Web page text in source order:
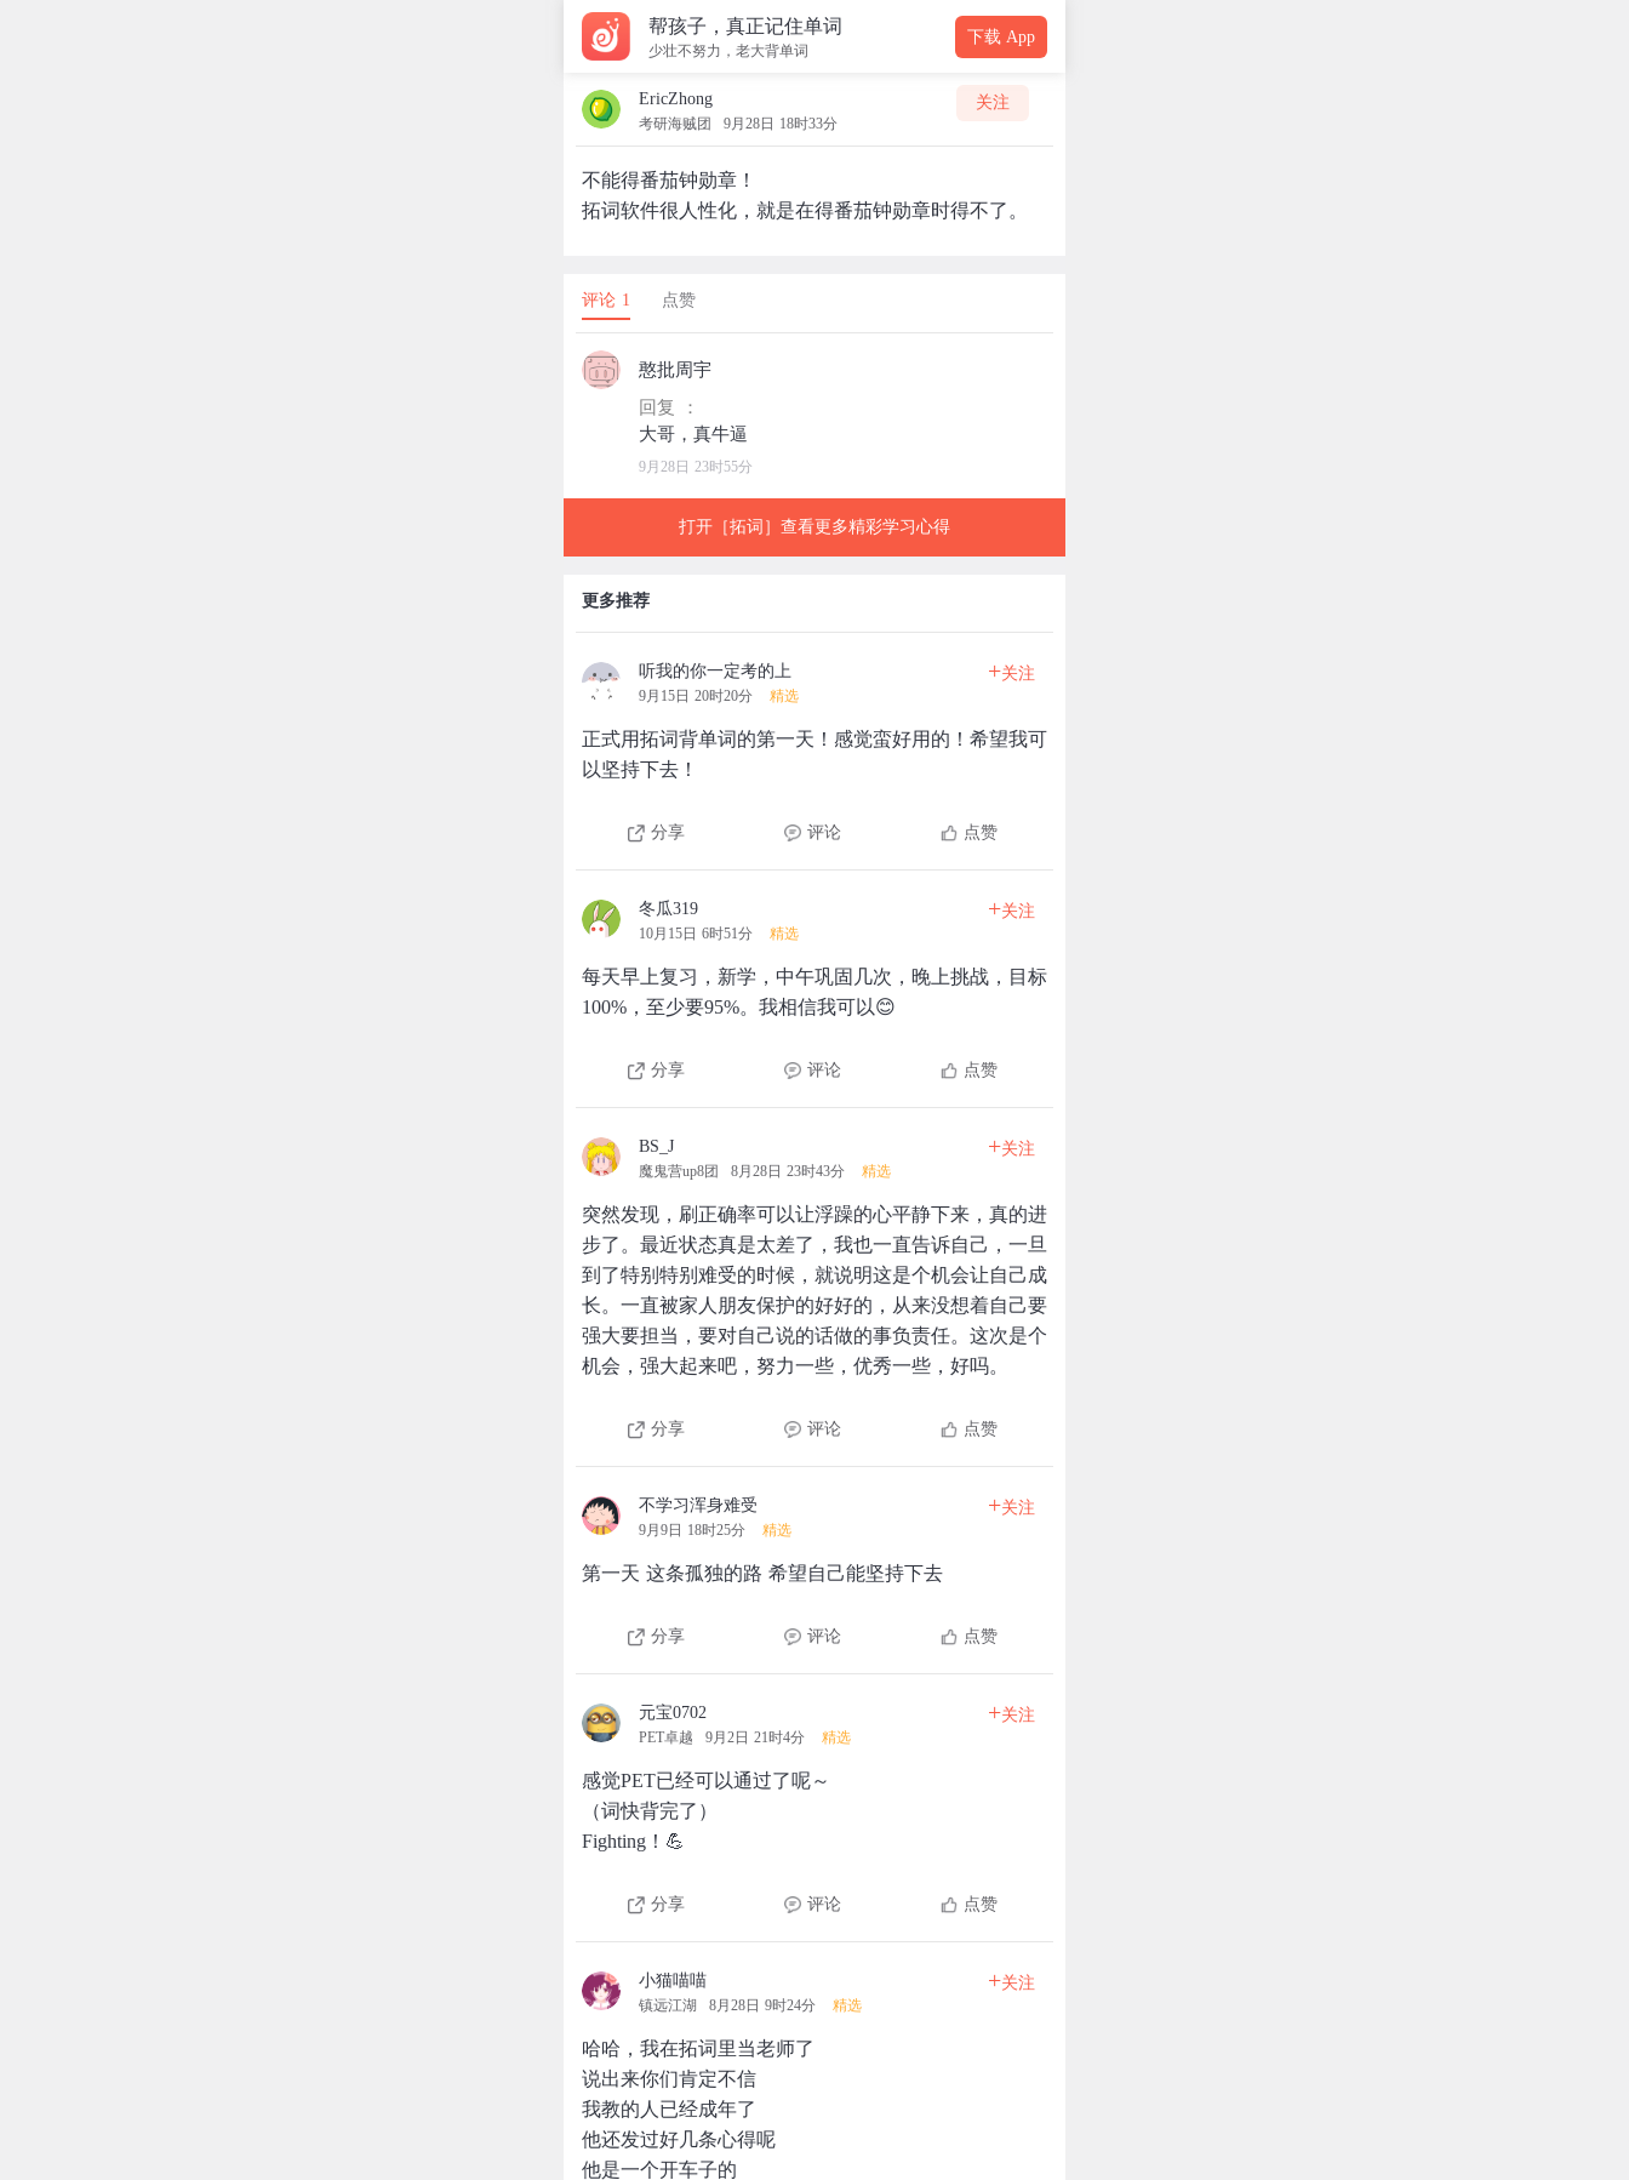
帮孩子，真正记住单词
少壮不努力，老大背单词
下载 App
EricZhong
考研海贼团 9月28日 18时33分
关注
不能得番茄钟勋章！
拓词软件很人性化，就是在得番茄钟勋章时得不了。
评论 1 点赞
憨批周宇
回复 ：
9月28日 23时55分
打开［拓词］查看更多精彩学习心得
更多推荐
听我的你一定考的上
9月15日 20时20分 精选
+关注
正式用拓词背单词的第一天！感觉蛮好用的！希望我可
以坚持下去！
分享 评论 点赞
冬瓜319
10月15日 6时51分 精选
+关注
每天早上复习，新学，中午巩固几次，晚上挑战，目标
100%，至少要95%。我相信我可以😊
分享 评论 点赞
BS_J
魔鬼营up8团 8月28日 23时43分 精选
+关注
突然发现，刷正确率可以让浮躁的心平静下来，真的进
步了。最近状态真是太差了，我也一直告诉自己，一旦
到了特别特别难受的时候，就说明这是个机会让自己成
长。一直被家人朋友保护的好好的，从来没想着自己要
强大要担当，要对自己说的话做的事负责任。这次是个
机会，强大起来吧，努力一些，优秀一些，好吗。
分享 评论 点赞
不学习浑身难受
9月9日 18时25分 精选
+关注
第一天 这条孤独的路 希望自己能坚持下去
分享 评论 点赞
元宝0702
PET卓越 9月2日 21时4分 精选
+关注
感觉PET已经可以通过了呢～
（词快背完了）
Fighting！💪
分享 评论 点赞
小猫喵喵
镇远江湖 8月28日 9时24分 精选
+关注
哈哈，我在拓词里当老师了
说出来你们肯定不信
我教的人已经成年了
他还发过好几条心得呢
他是一个开车子的